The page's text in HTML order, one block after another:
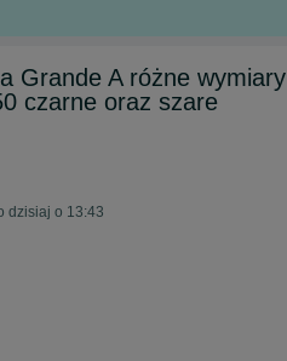
Grande A różne wymiary
czarne oraz szare
dzisiaj o 13:43